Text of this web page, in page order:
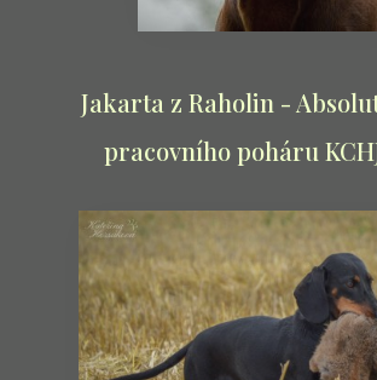
Jakarta z Raholin -
pracovního poháru